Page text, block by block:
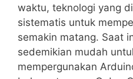
waktu, teknologi yang
sistematis untuk
semakin matang. Saat
sedemikian mudah
mempergunakan